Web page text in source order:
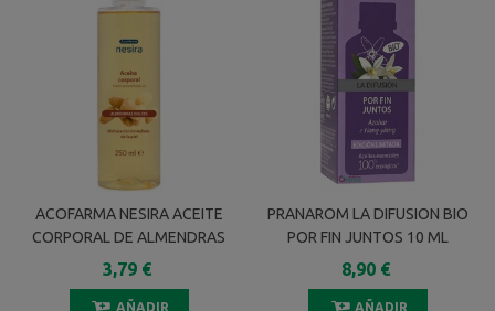
ACOFARMA NESIRA ACEITE
CORPORAL DE ALMENDRAS
DULCES 250 ML
3,79 €
AÑADIR
PRANAROM LA DIFUSION BIO
POR FIN JUNTOS 10 ML
8,90 €
AÑADIR